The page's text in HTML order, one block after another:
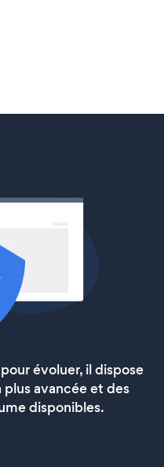
évoluer, il dispose
avancée et des
disponibles.